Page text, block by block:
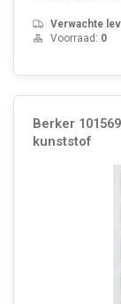
Verwachte
Voorraad: 0
Berker
kunststof